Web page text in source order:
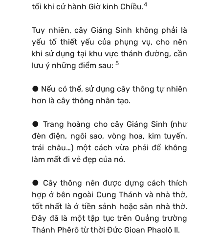
tối khi cử hành Giờ kinh Chiều.4
Tuy nhiên, cây Giáng Sinh không phải là
yếu tố thiết yếu của phụng vụ, cho nên
khi sử dụng tại khu vực thánh đường, cần
lưu ý những điểm sau: 5
● Nếu có thể, sử dụng cây thông tự nhiên
hơn là cây thông nhân tạo.
● Trang hoàng cho cây Giáng Sinh (như
đèn điện, ngôi sao, vòng hoa, kim tuyến,
trái châu…) một cách vừa phải để không
làm mất đi vẻ đẹp của nó.
● Cây thông nên được dựng cách thích
hợp ở bên ngoài Cung Thánh và nhà thờ,
tốt nhất là ở tiền sảnh hoặc sân nhà thờ.
Đây đã là một tập tục trên Quảng trường
Thánh Phêrô từ thời Đức Gioan Phaolô II.